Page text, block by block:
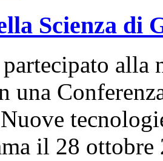
Scienza di
alla
una
il 28